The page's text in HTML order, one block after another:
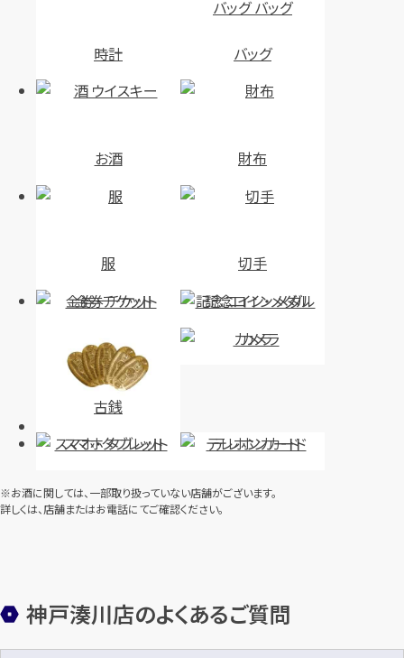
時計 バッグ
お酒 財布
服
切手
金券・チケット
記念コイン・メダル
古銭
カメラ
スマホ・タブレット テレホンカード
※お酒に関しては、一部取り扱っていない店舗がございます。
詳しくは、店舗またはお電話にてご確認ください。
神戸湊川店のよくあるご質問